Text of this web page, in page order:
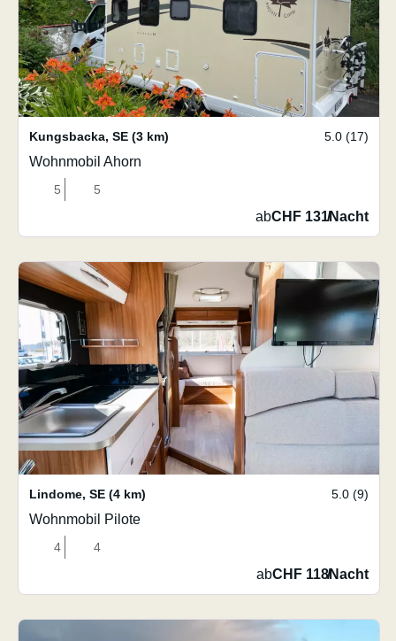
Kungsbacka, SE (3 km) 5.0 (17)
Wohnmobil Ahorn
5 5
abCHF 131/Nacht
Lindome, SE (4 km) 5.0 (9)
Wohnmobil Pilote
4 4
abCHF 118/Nacht